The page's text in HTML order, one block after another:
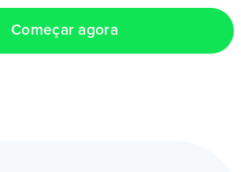
Começar agora